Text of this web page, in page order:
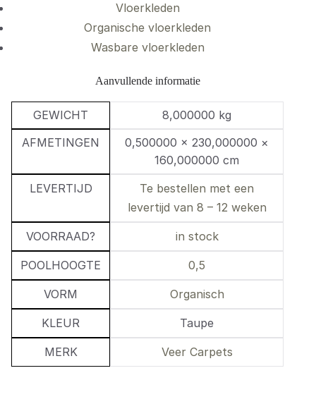
Vloerkleden
Organische vloerkleden
Wasbare vloerkleden
Aanvullende informatie
GEWICHT
8,000000 kg
AFMETINGEN
0,500000 × 230,000000 ×
160,000000 cm
LEVERTIJD
Te bestellen met een
levertijd van 8 – 12 weken
VOORRAAD? in stock
POOLHOOGTE 0,5
VORM Organisch
KLEUR Taupe
MERK Veer Carpets